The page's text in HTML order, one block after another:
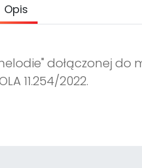
Opis
dołączonej do
11.254/2022.